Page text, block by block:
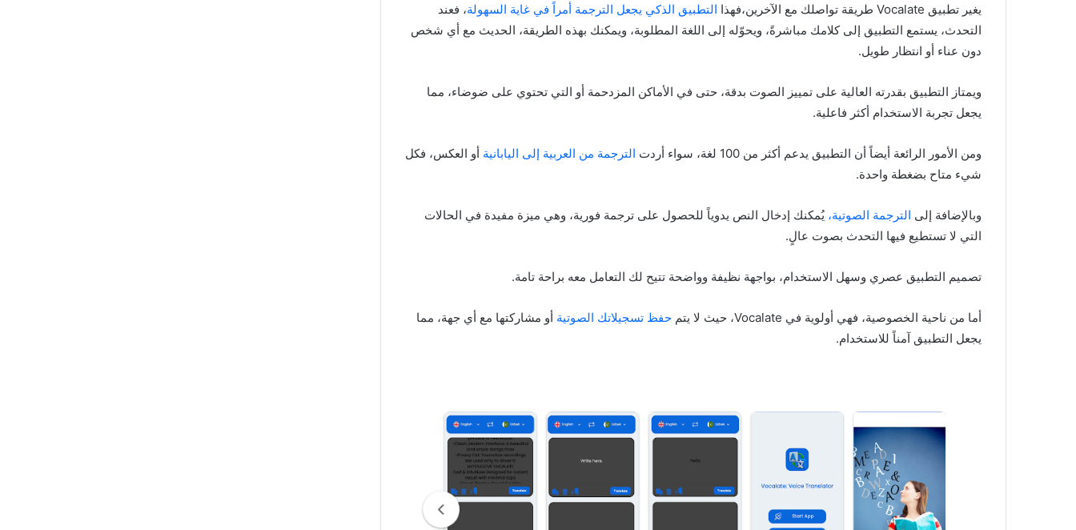
يغير تطبيق Vocalate طريقة تواصلك مع الآخرين،فهذا التطبيق الذكي يجعل الترجمة أمراً في غاية السهولة، فعند
التحدث، يستمع التطبيق إلى كلامك مباشرةً، ويحوّله إلى اللغة المطلوبة، ويمكنك بهذه الطريقة، الحديث مع أي شخص
دون عناء أو انتظار طويل.
ويمتاز التطبيق بقدرته العالية على تمييز الصوت بدقة، حتى في الأماكن المزدحمة أو التي تحتوي على ضوضاء، مما
يجعل تجربة الاستخدام أكثر فاعلية.
ومن الأمور الرائعة أيضاً أن التطبيق يدعم أكثر من 100 لغة، سواء أردت الترجمة من العربية إلى اليابانية أو العكس، فكل
شيء متاح بضغطة واحدة.
وبالإضافة إلى الترجمة الصوتية، يُمكنك إدخال النص يدوياً للحصول على ترجمة فورية، وهي ميزة مفيدة في الحالات
التي لا تستطيع فيها التحدث بصوت عالٍ.
تصميم التطبيق عصري وسهل الاستخدام، بواجهة نظيفة وواضحة تتيح لك التعامل معه براحة تامة.
أما من ناحية الخصوصية، فهي أولوية في Vocalate، حيث لا يتم حفظ تسجيلاتك الصوتية أو مشاركتها مع أي جهة، مما
يجعل التطبيق آمناً للاستخدام.